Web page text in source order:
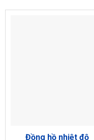
Đồng hồ nhiệt độ